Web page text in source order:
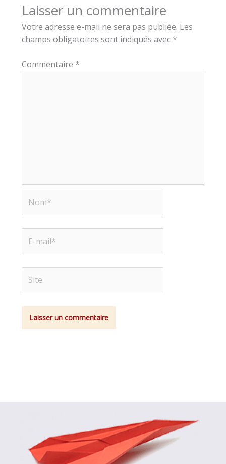
Laisser un commentaire
Votre adresse e-mail ne sera pas publiée. Les
champs obligatoires sont indiqués avec *
Commentaire *
mail*